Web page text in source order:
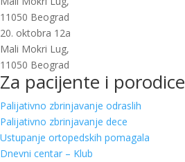
11050 Beograd
20. oktobra 12a
Mali Mokri Lug,
11050 Beograd
Za pacijente i porodice
Palijativno zbrinjavanje odraslih
Palijativno zbrinjavanje dece
Ustupanje ortopedskih pomagala
Dnevni centar – Klub